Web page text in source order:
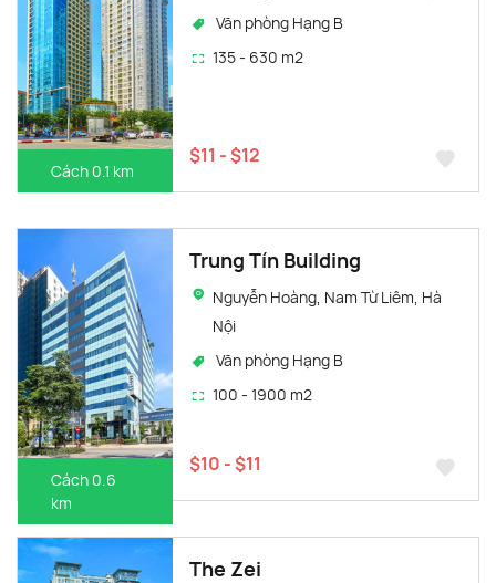
Cách 0.1 km
Văn phòng Hạng B
135 - 630 m2
$11 - $12
Cách 0.6
km
Trung Tín Building
Nguyễn Hoàng, Nam Từ Liêm, Hà
Nội
Văn phòng Hạng B
100 - 1900 m2
$10 - $11
The Zei